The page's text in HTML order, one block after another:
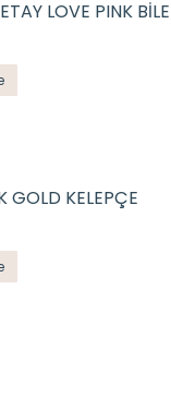
LOVE PINK
GOLD KELEPÇE